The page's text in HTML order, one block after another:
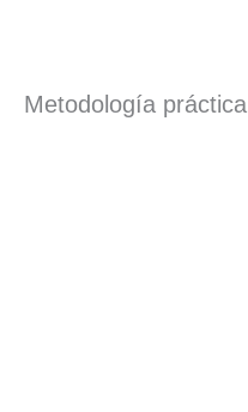
Metodología práctica